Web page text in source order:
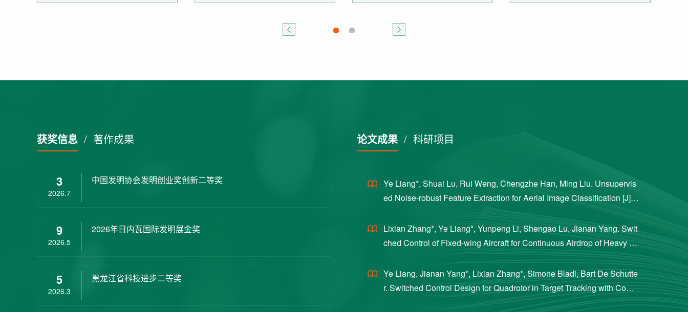
获奖信息 / 著作成果
3
2026.7
中国发明协会发明创业奖创新二等奖
9
2026.5
2026年日内瓦国际发明展金奖
5
2026.3
黑龙江省科技进步二等奖
论文成果/ 科研项目
Ye Liang*, Shuai Lu, Rui Weng, Chengzhe Han, Ming Liu. Unsupervis
ed Noise-robust Feature Extraction for Aerial Image Classification [J]. S
cience China Technological Sciences, 2020, 63(8): 1406-1415...
Lixian Zhang*, Ye Liang*, Yunpeng Li, Shengao Lu, Jianan Yang. Swit
ched Control of Fixed-wing Aircraft for Continuous Airdrop of Heavy Pa
yloads [J]. Journal of Guidance, Control, and Dynamics, 2023...
Ye Liang, Jianan Yang*, Lixian Zhang*, Simone Bladi, Bart De Schutte
r. Switched Control Design for Quadrotor in Target Tracking with Compl
ex Intermittent Measurements [J]. Journal of Guidance, Cont...